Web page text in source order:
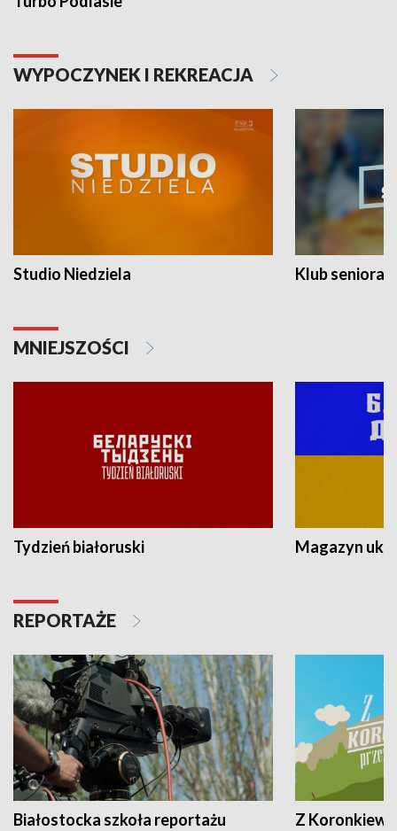
WYPOCZYNEK I REKREACJA
Studio Niedziela Klub seniora
MNIEJSZOŚCI
Tydzień białoruski Magazyn
REPORTAŻE
Białostocka szkoła reportażu Z